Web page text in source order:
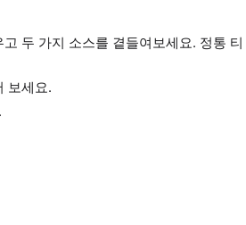
두 가지 소스를 곁들여보세요. 정통 티
보세요.